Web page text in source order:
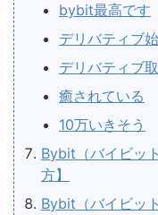
bybit最高です
デリバティブ
デリバティブ
癒されている
10万いきそう
Bybit（バイビッ
方】
Bybit（バイビッ